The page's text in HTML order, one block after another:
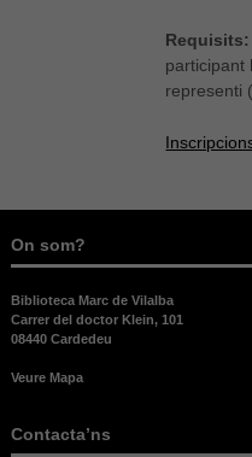
Requisits:
participant
representi
On som?
Biblioteca Marc de Vilalba
Carrer del doctor Klein, 101
08440 Cardedeu
Veure Mapa
Contacta’ns